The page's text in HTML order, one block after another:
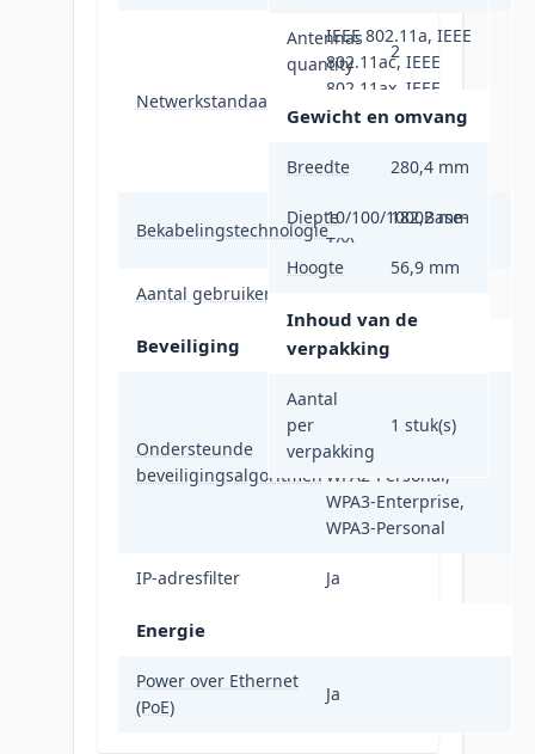
Netwerkstandaard
IEEE 802.11a, IEEE
802.11ac, IEEE
802.11ax, IEEE
802.11b, IEEE
802.11n
Bekabelingstechnologie
10/100/1000Base-
T(X)
Aantal gebruikers
Beveiliging
Ondersteunde
beveiligingsalgoritmen
WPA-Enterprise,
WPA-Personal,
WPA2-Enterprise,
WPA2-Personal,
WPA3-Enterprise,
WPA3-Personal
IP-adresfilter Ja
Energie
Power over Ethernet
(PoE)
Ja
Antennas
quantity
2
Gewicht en omvang
Breedte 280,4 mm
Diepte 182,2 mm
Hoogte 56,9 mm
Inhoud van de
verpakking
Aantal
per
verpakking
1 stuk(s)